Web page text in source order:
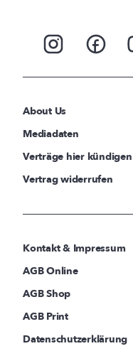
About Us
Mediadaten
Verträge hier kündigen
Vertrag widerrufen
Kontakt & Impressum
AGB Online
AGB Shop
AGB Print
Datenschutzerklärung